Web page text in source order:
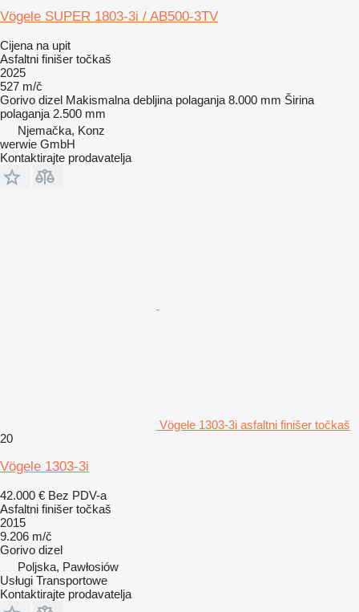
Vögele SUPER 1803-3i / AB500-3TV
Cijena na upit
Asfaltni finišer točkaš
2025
527 m/č
Gorivo dizel Makismalna debljina polaganja 8.000 mm Širina
polaganja 2.500 mm
Njemačka, Konz
werwie GmbH
Kontaktirajte prodavatelja
Vögele 1303-3i asfaltni finišer točkaš
20
Vögele 1303-3i
42.000 € Bez PDV-a
Asfaltni finišer točkaš
2015
9.206 m/č
Gorivo dizel
Poljska, Pawłosiów
Usługi Transportowe
Kontaktirajte prodavatelja